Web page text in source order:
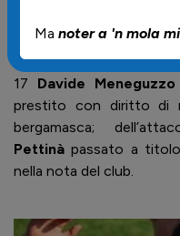
trasferiscono in club
accasano all'Atalanta:
17 Davide Meneguzzo
prestito con diritto di
bergamasca;
Pettinà passato a
nella nota del club.
Ma noter a 'n mola